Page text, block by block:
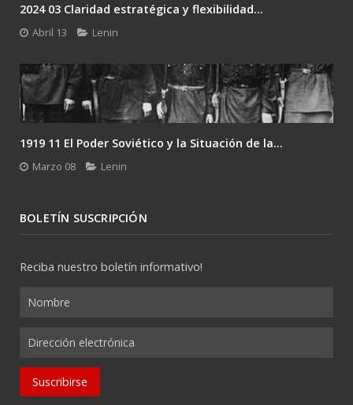
2024 03 Claridad estratégica y flexibilidad...
Abril 13 Lenin
1919 11 El Poder Soviético y la Situación de la...
Marzo 08 Lenin
BOLETÍN SUSCRIPCIÓN
Reciba nuestro boletín informativo!